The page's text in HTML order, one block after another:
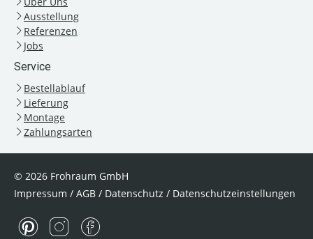
Ausstellung
Referenzen
Jobs
Service
Bestellablauf
Lieferung
Montage
Zahlungsarten
© 2026 Frohraum GmbH
Impressum / AGB / Datenschutz / Datenschutzeinstellungen